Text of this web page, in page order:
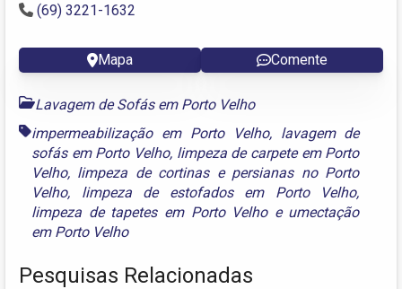
(69) 3221-1632
Mapa Comente
Lavagem de Sofás em Porto Velho
impermeabilização em Porto Velho, lavagem de
sofás em Porto Velho, limpeza de carpete em Porto
Velho, limpeza de cortinas e persianas no Porto
Velho, limpeza de estofados em Porto Velho,
limpeza de tapetes em Porto Velhoe umectação
em Porto Velho
Pesquisas Relacionadas